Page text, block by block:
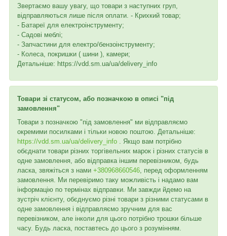
Звертаємо вашу увагу, що товари з наступних груп,
відправляються лише після оплати. - Крихкий товар;
- Батареї для електроінструменту;
- Садові меблі;
- Запчастини для електро/бензоінструменту;
- Колеса, покришки ( шини ), камери;
Детальніше: https://vdd.sm.ua/ua/delivery_info
Товари зі статусом, або позначкою в описі "під
замовлення"
Товари з позначкою "під замовлення" ми відправляємо
окремими посилками і тільки новою поштою. Детальніше:
https://vdd.sm.ua/ua/delivery_info . Якщо вам потрібно
обєднати товари різних торгівельних марок і різних статусів в
одне замовлення, або відправка іншим перевізником, будь
ласка, звяжіться з нами +380968660546 , перед оформленням
замовлення. Ми перевіримо таку можливість і надамо вам
інформацію по термінах відправки. Ми завжди йдемо на
зустріч клієнту, обєднуємо різні товари з різними статусами в
одне замовлення і відправляємо зручним для вас
перевізником, але інколи для цього потрібно трошки більше
часу. Будь ласка, поставтесь до цього з розумінням.